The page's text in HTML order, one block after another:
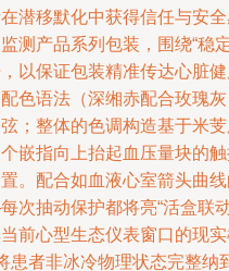
潜移默化中获得信任与安
测产品系列包装，围绕“稳定
以保证包装精准传达心脏
色语法（深缃赤配合玫瑰
；整体的色调构造基于米
嵌指向上抬起血压量块的
。配合如血液心室箭头曲
次抽动保护都将亮“活盒联
前心型生态仪表窗口的现实
患者非冰冷物理状态完整纳